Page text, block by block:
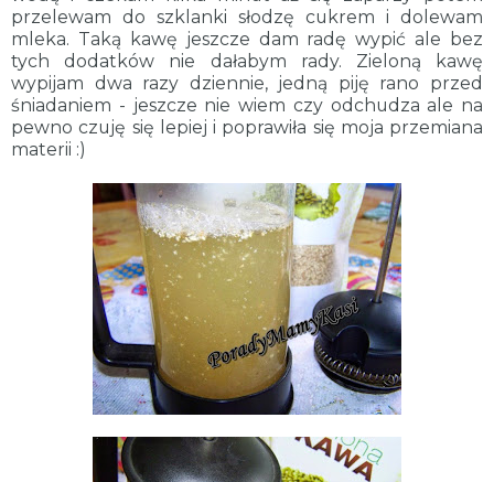
przelewam do szklanki słodzę cukrem i dolewam
mleka. Taką kawę jeszcze dam radę wypić ale bez
tych dodatków nie dałabym rady. Zieloną kawę
wypijam dwa razy dziennie, jedną piję rano przed
śniadaniem - jeszcze nie wiem czy odchudza ale na
pewno czuję się lepiej i poprawiła się moja przemiana
materii :)